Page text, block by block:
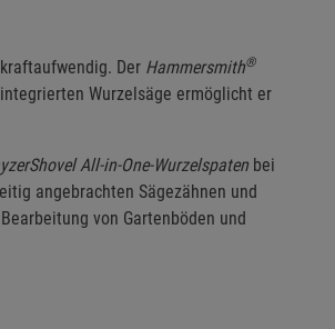
Der Hammersmith®
Wurzelsäge ermöglicht er
All-in-One-Wurzelspaten bei
angebrachten Sägezähnen und
von Gartenböden und